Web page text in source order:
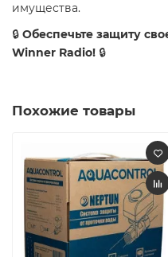
имущества.
🔒 Обеспечьте защиту
Winner Radio! 🔒
Похожие товары